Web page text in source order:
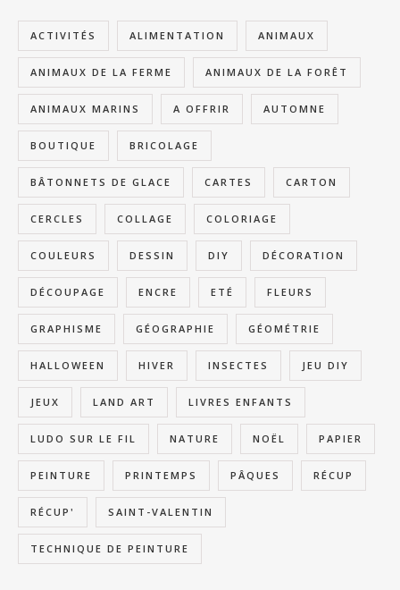
ACTIVITÉS ALIMENTATION ANIMAUX
ANIMAUX DE LA FERME ANIMAUX DE LA FORÊT
ANIMAUX MARINS A OFFRIR AUTOMNE
BOUTIQUE BRICOLAGE
BÂTONNETS DE GLACE CARTES CARTON
CERCLES COLLAGE COLORIAGE
COULEURS DESSIN DIY DÉCORATION
DÉCOUPAGE ENCRE ETÉ FLEURS
GRAPHISME GÉOGRAPHIE GÉOMÉTRIE
HALLOWEEN HIVER INSECTES JEU DIY
JEUX LAND ART LIVRES ENFANTS
LUDO SUR LE FIL NATURE NOËL PAPIER
PEINTURE PRINTEMPS PÂQUES RÉCUP
RÉCUP' SAINT-VALENTIN
TECHNIQUE DE PEINTURE